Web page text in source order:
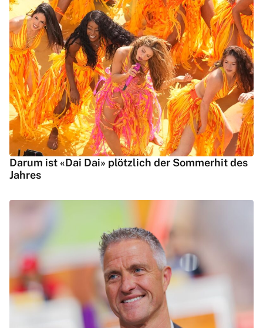
Darum ist «Dai Dai» plötzlich der Sommerhit des
Jahres